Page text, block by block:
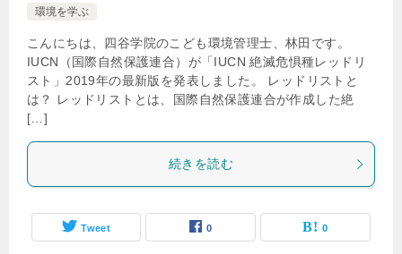
環境を学ぶ
こんにちは、四谷学院のこども環境管理士、林田です。
IUCN（国際自然保護連合）が「IUCN 絶滅危惧種レッドリ
スト」2019年の最新版を発表しました。 レッドリストと
は？ レッドリストとは、国際自然保護連合が作成した絶
[…]
続きを読む
Tweet 0 0